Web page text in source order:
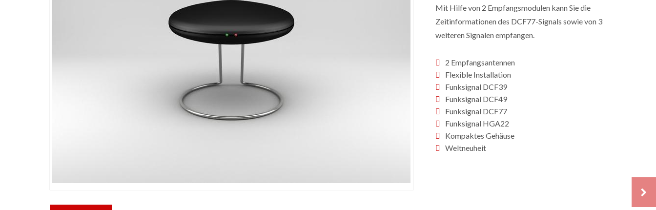
Mit Hilfe von 2 Empfangsmodulen kann Sie die
Zeitinformationen des DCF77-Signals sowie von 3
weiteren Signalen empfangen.
2 Empfangsantennen
Flexible Installation
Funksignal DCF39
Funksignal DCF49
Funksignal DCF77
Funksignal HGA22
Kompaktes Gehäuse
Weltneuheit